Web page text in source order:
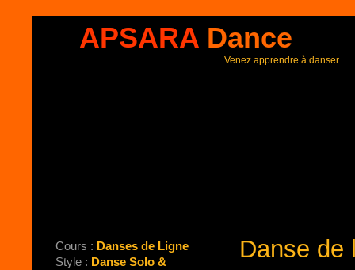
APSARA Dance
Venez apprendre à danser
Danse de
Cours : Danses de Ligne
Style : Danse Solo &